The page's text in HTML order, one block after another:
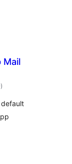
Mail
загальний
рейтинг
)